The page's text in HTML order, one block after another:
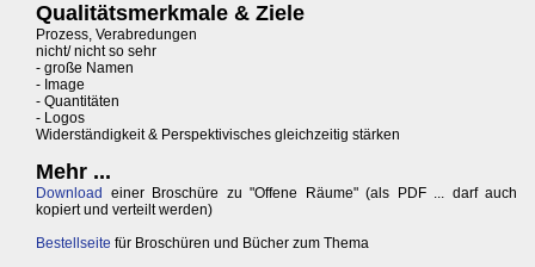
Qualitätsmerkmale & Ziele
Prozess, Verabredungen
nicht/ nicht so sehr
- große Namen
- Image
- Quantitäten
- Logos
Widerständigkeit & Perspektivisches gleichzeitig stärken
Mehr ...
Download
einer Broschüre zu "Offene Räume" (als PDF ... darf auch
kopiert und verteilt werden)
Bestellseite für Broschüren und Bücher zum Thema